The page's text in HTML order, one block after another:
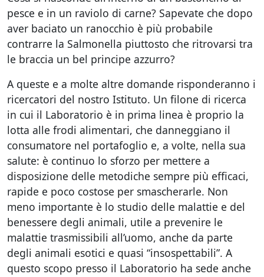
pesce e in un raviolo di carne? Sapevate che dopo
aver baciato un ranocchio è più probabile
contrarre la Salmonella piuttosto che ritrovarsi tra
le braccia un bel principe azzurro?
A queste e a molte altre domande risponderanno i
ricercatori del nostro Istituto. Un filone di ricerca
in cui il Laboratorio è in prima linea è proprio la
lotta alle frodi alimentari, che danneggiano il
consumatore nel portafoglio e, a volte, nella sua
salute: è continuo lo sforzo per mettere a
disposizione delle metodiche sempre più efficaci,
rapide e poco costose per smascherarle. Non
meno importante è lo studio delle malattie e del
benessere degli animali, utile a prevenire le
malattie trasmissibili all’uomo, anche da parte
degli animali esotici e quasi “insospettabili”. A
questo scopo presso il Laboratorio ha sede anche